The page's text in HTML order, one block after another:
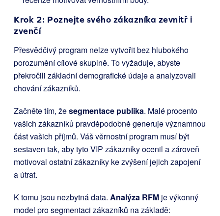
Krok 2: Poznejte svého zákazníka zevnitř i
zvenčí
Přesvědčivý program nelze vytvořit bez hlubokého
porozumění cílové skupině. To vyžaduje, abyste
překročili základní demografické údaje a analyzovali
chování zákazníků.
Začněte tím, žesegmentace publika. Malé procento
vašich zákazníků pravděpodobně generuje významnou
část vašich příjmů. Váš věrnostní program musí být
sestaven tak, aby tyto VIP zákazníky ocenil a zároveň
motivoval ostatní zákazníky ke zvýšení jejich zapojení
a útrat.
K tomu jsou nezbytná data. Analýza RFM je výkonný
model pro segmentaci zákazníků na základě: